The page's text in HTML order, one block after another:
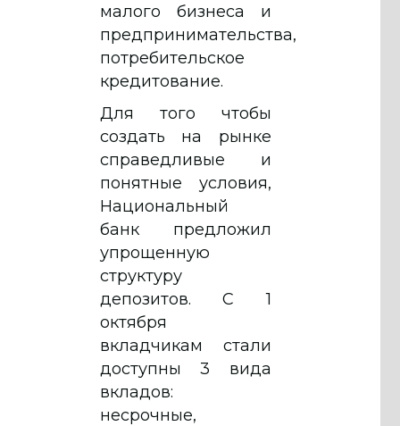
малого бизнеса и
предпринимательства,
потребительское
кредитование.
Для того чтобы
создать на рынке
справедливые и
понятные условия,
Национальный
банк предложил
упрощенную
структуру
депозитов. С 1
октября
вкладчикам стали
доступны 3 вида
вкладов:
несрочные,